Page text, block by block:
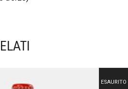
ESAURITO